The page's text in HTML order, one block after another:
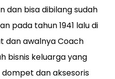
dan bisa dibilang sudah
pada tahun 1941 lalu di
dan awalnya Coach
bisnis keluarga yang
dan aksesoris